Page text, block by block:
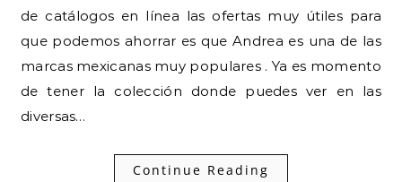
de catálogos en línea las ofertas muy útiles para
que podemos ahorrar es que Andrea es una de las
marcas mexicanas muy populares . Ya es momento
de tener la colección donde puedes ver en las
diversas…
Continue Reading